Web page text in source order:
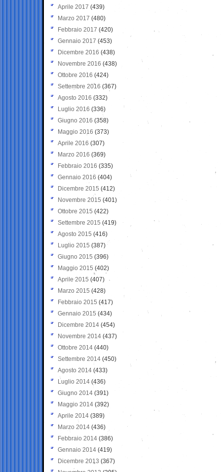
Aprile 2017 (439)
Marzo 2017 (480)
Febbraio 2017 (420)
Gennaio 2017 (453)
Dicembre 2016 (438)
Novembre 2016 (438)
Ottobre 2016 (424)
Settembre 2016 (367)
Agosto 2016 (332)
Luglio 2016 (336)
Giugno 2016 (358)
Maggio 2016 (373)
Aprile 2016 (307)
Marzo 2016 (369)
Febbraio 2016 (335)
Gennaio 2016 (404)
Dicembre 2015 (412)
Novembre 2015 (401)
Ottobre 2015 (422)
Settembre 2015 (419)
Agosto 2015 (416)
Luglio 2015 (387)
Giugno 2015 (396)
Maggio 2015 (402)
Aprile 2015 (407)
Marzo 2015 (428)
Febbraio 2015 (417)
Gennaio 2015 (434)
Dicembre 2014 (454)
Novembre 2014 (437)
Ottobre 2014 (440)
Settembre 2014 (450)
Agosto 2014 (433)
Luglio 2014 (436)
Giugno 2014 (391)
Maggio 2014 (392)
Aprile 2014 (389)
Marzo 2014 (436)
Febbraio 2014 (386)
Gennaio 2014 (419)
Dicembre 2013 (367)